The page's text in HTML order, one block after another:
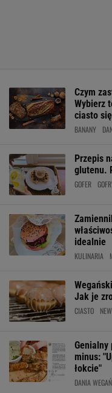
Czym
Wybierz
ciasto
BANANY
Przepis
glutenu.
GOFER
idealnie
KULINARIA
Jak je
CIASTO
Genialny
minus:
łokcie"
DANIA